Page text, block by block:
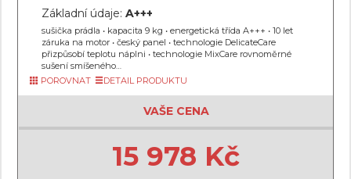
Základní údaje: A+++
sušička prádla • kapacita 9 kg • energetická třída A+++ • 10 let
záruka na motor • český panel • technologie DelicateCare
přizpůsobí teplotu náplni • technologie MixCare rovnoměrné
sušení smíšeného…
POROVNAT
DETAIL PRODUKTU
VAŠE CENA
15 978 Kč